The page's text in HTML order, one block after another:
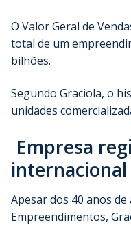
O Valor Geral de
total de um
bilhões.
Segundo Graciola, o
unidades
Empresa
internacional
Apesar dos 40 anos de
Empreendimentos,